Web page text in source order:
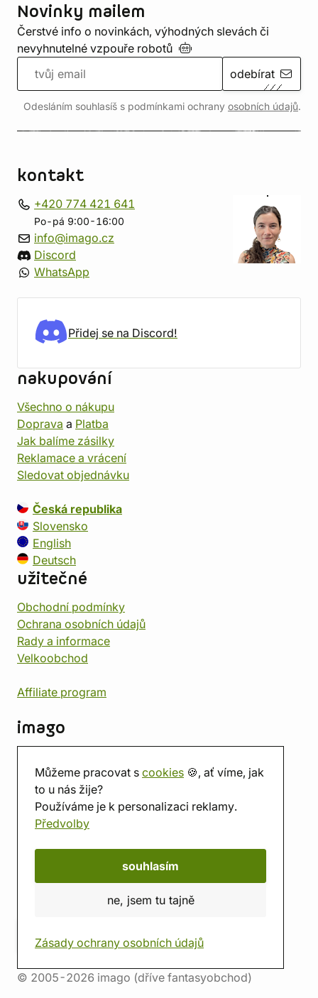
Můžeme pracovat s cookies 🍪, ať víme, jak
to u nás žije?
Používáme je k personalizaci reklamy.
Předvolby
souhlasím
ne, jsem tu tajně
Zásady ochrany osobních údajů
Novinky mailem
Čerstvé info o novinkách, výhodných slevách či
nevyhnutelné vzpouře robotů
odebírat
Odesláním souhlasíš s podmínkami ochrany osobních údajů.
kontakt
+420 774 421 641
Po-pá 9:00-16:00
info@imago.cz
Discord
WhatsApp
Přidej se na Discord!
nakupování
Všechno o nákupu
Doprava a Platba
Jak balíme zásilky
Reklamace a vrácení
Sledovat objednávku
Česká republika
Slovensko
English
Deutsch
užitečné
Obchodní podmínky
Ochrana osobních údajů
Rady a informace
Velkoobchod
Affiliate program
imago
Prodejna
Herna
O nás
Hodnocení obchodu
© 2005-2026 imago (dříve fantasyobchod)